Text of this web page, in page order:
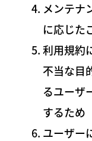
メンテナ
に応じた
利用規約
不当な目
るユーザ
するため
ユーザー